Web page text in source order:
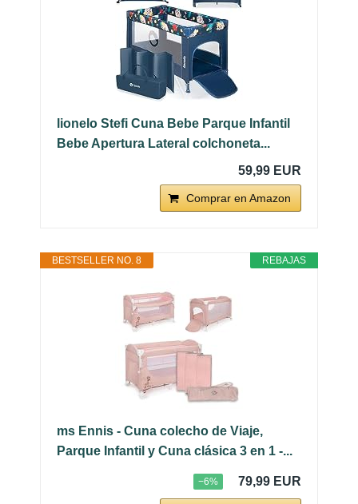
lionelo Stefi Cuna Bebe Parque Infantil
Bebe Apertura Lateral colchoneta...
59,99 EUR
Comprar en Amazon
REBAJAS
BESTSELLER NO. 8
ms Ennis - Cuna colecho de Viaje,
Parque Infantil y Cuna clásica 3 en 1 -...
−6% 79,99 EUR